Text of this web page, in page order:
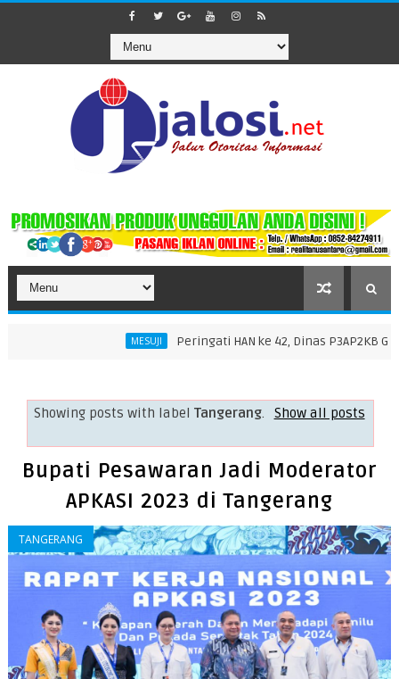
Peringati HAN ke 42, Dinas P3AP2KB Gelar
Showing posts with labelTangerang. Show all posts
Bupati Pesawaran Jadi Moderator
APKASI 2023 di Tangerang
TANGERANG